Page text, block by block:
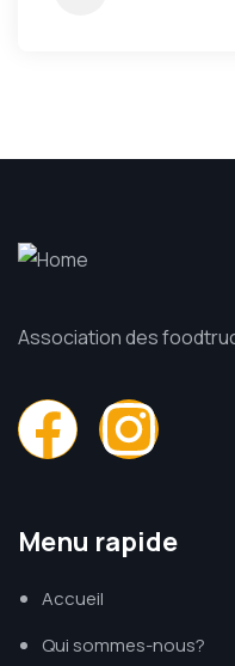
Association des
Menu rapide
Accueil
Qui sommes-nous?